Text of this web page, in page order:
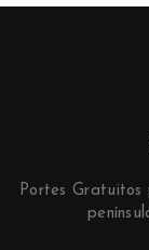
Portes Gratuitos